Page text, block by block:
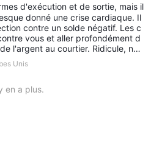
d'exécution et de sortie, mais il
donné une crise cardiaque. Il
contre un solde négatif. Les c
vous et aller profondément d
l'argent au courtier. Ridicule, non
Unis
en a plus.